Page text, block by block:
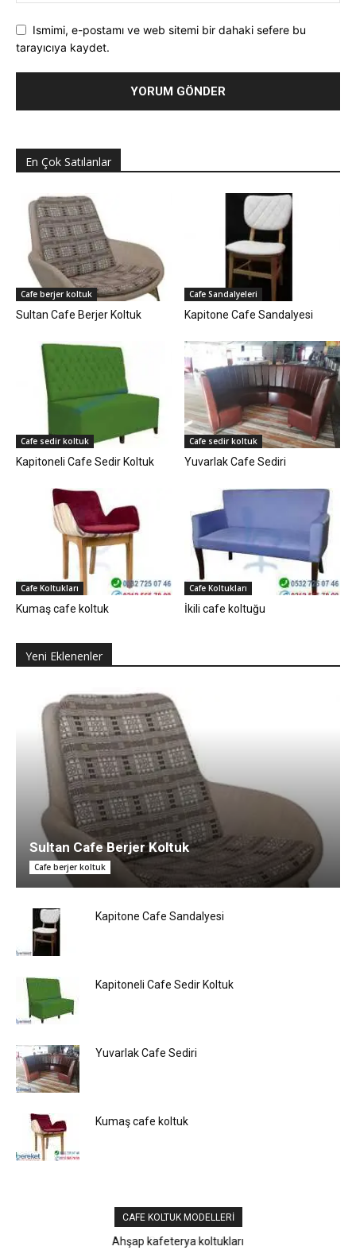
Ismimi, e-postamı ve web sitemi bir dahaki sefere bu
tarayıcıya kaydet.
En Çok Satılanlar
Cafe berjer koltuk
Sultan Cafe Berjer Koltuk
Cafe Sandalyeleri
Kapitone Cafe Sandalyesi
Cafe sedir koltuk
Kapitoneli Cafe Sedir Koltuk
Cafe sedir koltuk
Yuvarlak Cafe Sediri
Cafe Koltukları
Kumaş cafe koltuk
Cafe Koltukları
İkili cafe koltuğu
Yeni Eklenenler
Sultan Cafe Berjer Koltuk
Cafe berjer koltuk
Kapitone Cafe Sandalyesi
Kapitoneli Cafe Sedir Koltuk
Yuvarlak Cafe Sediri
Kumaş cafe koltuk
CAFE KOLTUK MODELLERI
Bar loca modelleri